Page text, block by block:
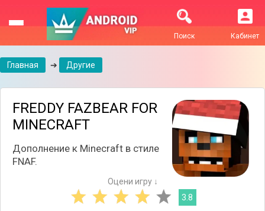
Кабинет
Поиск
Главная ➔ Другие
FREDDY FAZBEAR FOR
MINECRAFT
Дополнение к Minecraft в стиле
FNAF.
Оцени игру ↓
3.8